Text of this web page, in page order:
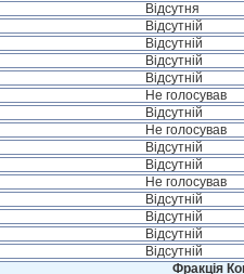
Відсутня
Відсутній
Відсутній
Відсутній
Відсутній
Не голосував
Відсутній
Не голосував
Відсутній
Відсутній
Не голосував
Відсутній
Відсутній
Відсутній
Відсутній
Фракція